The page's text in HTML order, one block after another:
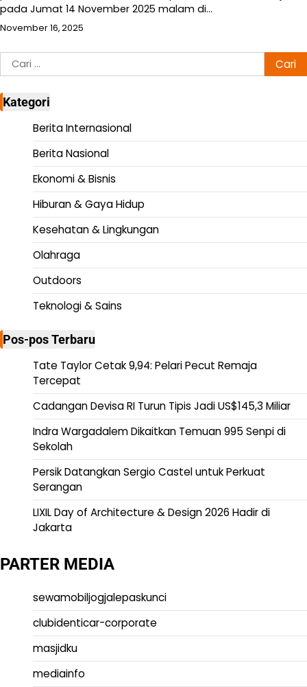
pada Jumat 14 November 2025 malam di…
November 16, 2025
Cari
untuk:
Kategori
Berita Internasional
Berita Nasional
Ekonomi & Bisnis
Hiburan & Gaya Hidup
Kesehatan & Lingkungan
Olahraga
Outdoors
Teknologi & Sains
Pos-pos Terbaru
Tate Taylor Cetak 9,94: Pelari Pecut Remaja
Tercepat
Cadangan Devisa RI Turun Tipis Jadi US$145,3 Miliar
Indra Wargadalem Dikaitkan Temuan 995 Senpi di
Sekolah
Persik Datangkan Sergio Castel untuk Perkuat
Serangan
LIXIL Day of Architecture & Design 2026 Hadir di
Jakarta
PARTER MEDIA
sewamobiljogjalepaskunci
clubidenticar-corporate
masjidku
mediainfo